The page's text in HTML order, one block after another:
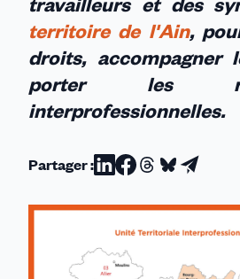
territoire de l'Ain,
droits, accompagner
porter les
interprofessionnelles.
Partager :Partager
sur
Linkedin
Partager
sur
Facebook
Partager
sur
Threads
Partager
sur
Bluesky
Partager
par
email